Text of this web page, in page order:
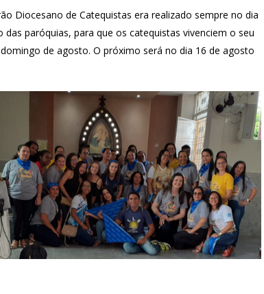
Diocesano de Catequistas era realizado sempre no dia
paróquias, para que os catequistas vivenciem o seu
de agosto. O próximo será no dia 16 de agosto